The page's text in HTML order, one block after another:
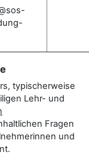
typischerweise
Lehr- und
Fragen
und